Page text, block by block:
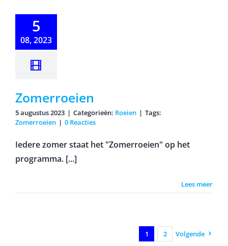
5
08, 2023
Zomerroeien
5 augustus 2023 | Categorieën: Roeien | Tags:
Zomerroeien | 0 Reacties
Iedere zomer staat het "Zomerroeien" op het
programma. [...]
Lees meer
1 2 Volgende